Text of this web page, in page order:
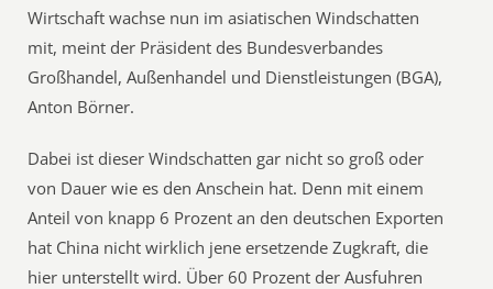
Wirtschaft wachse nun im asiatischen Windschatten
mit, meint der Präsident des Bundesverbandes
Großhandel, Außenhandel und Dienstleistungen (BGA),
Anton Börner.
Dabei ist dieser Windschatten gar nicht so groß oder
von Dauer wie es den Anschein hat. Denn mit einem
Anteil von knapp 6 Prozent an den deutschen Exporten
hat China nicht wirklich jene ersetzende Zugkraft, die
hier unterstellt wird. Über 60 Prozent der Ausfuhren